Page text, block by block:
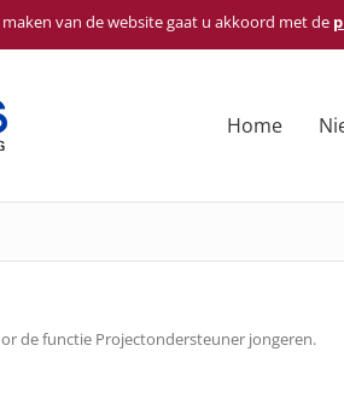
van de website gaat u akkoord met de
Home
de functie Projectondersteuner jongeren.